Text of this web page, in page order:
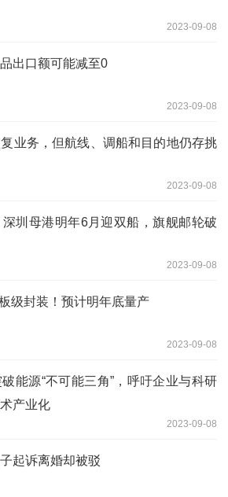
2023-09-08
出口额可能减至0
2023-09-08
业务，但航线、调船和目的地仍存挑
2023-09-08
圳母港明年6月迎双船，旗舰邮轮破
2023-09-08
级封装！预计明年底量产
2023-09-08
能源“不可能三角”，呼吁企业与科研
产业化
2023-09-08
起诉离婚却被驳